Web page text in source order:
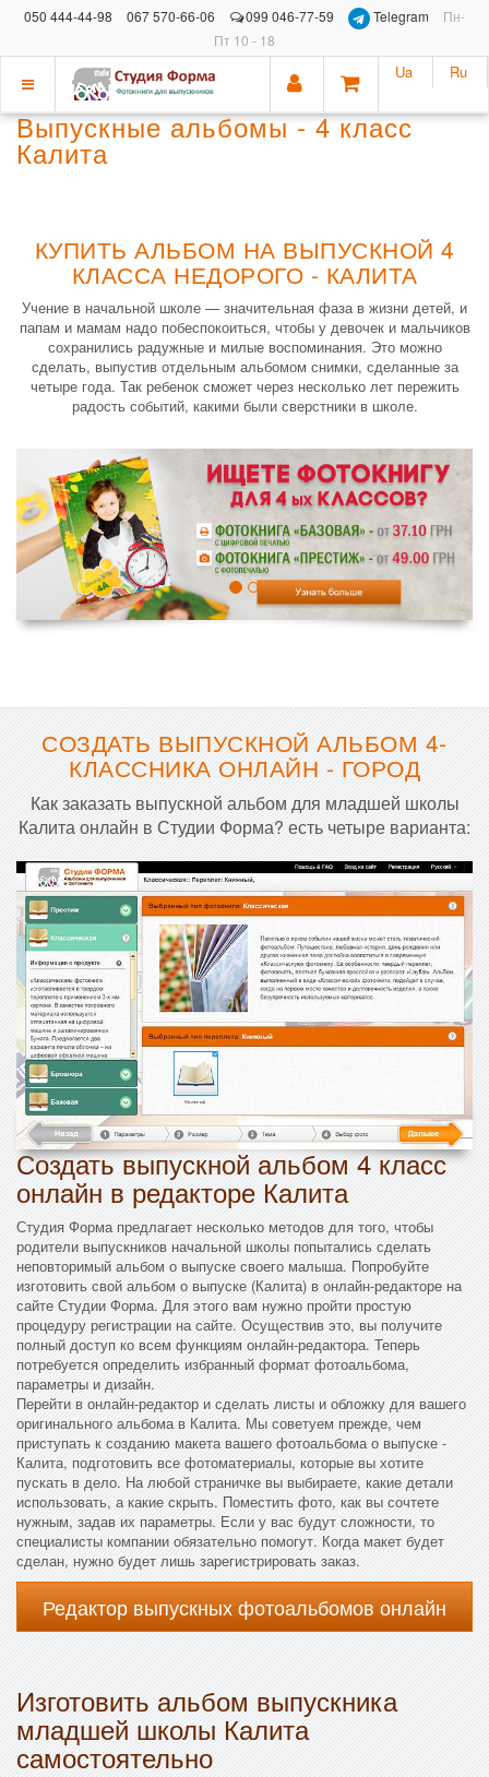
050 444-44-98 067 570-66-06 099 046-77-59 Telegram
Пн-
Пт 10 - 18
Показать
меню
Ua Ru
Выпускные альбомы - 4 класс
Калита
КУПИТЬ АЛЬБОМ НА ВЫПУСКНОЙ 4
КЛАССА НЕДОРОГО - КАЛИТА
Учение в начальной школе — значительная фаза в жизни детей, и
папам и мамам надо побеспокоиться, чтобы у девочек и мальчиков
сохранились радужные и милые воспоминания. Это можно
сделать, выпустив отдельным альбомом снимки, сделанные за
четыре года. Так ребенок сможет через несколько лет пережить
радость событий, какими были сверстники в школе.
СОЗДАТЬ ВЫПУСКНОЙ АЛЬБОМ 4-
КЛАССНИКА ОНЛАЙН - ГОРОД
Как заказать выпускной альбом для младшей школы
Калита онлайн в Студии Форма? есть четыре варианта:
Создать выпускной альбом 4 класс
онлайн в редакторе Калита
Студия Форма предлагает несколько методов для того, чтобы
родители выпускников начальной школы попытались сделать
неповторимый альбом о выпуске своего малыша. Попробуйте
изготовить свой альбом о выпуске (Калита) в онлайн-редакторе на
сайте Студии Форма. Для этого вам нужно пройти простую
процедуру регистрации на сайте. Осуществив это, вы получите
полный доступ ко всем функциям онлайн-редактора. Теперь
потребуется определить избранный формат фотоальбома,
параметры и дизайн.
Перейти в онлайн-редактор и сделать листы и обложку для вашего
оригинального альбома в Калита. Мы советуем прежде, чем
приступать к созданию макета вашего фотоальбома о выпуске -
Калита, подготовить все фотоматериалы, которые вы хотите
пускать в дело. На любой страничке вы выбираете, какие детали
использовать, а какие скрыть. Поместить фото, как вы сочтете
нужным, задав их параметры. Если у вас будут сложности, то
специалисты компании обязательно помогут. Когда макет будет
сделан, нужно будет лишь зарегистрировать заказ.
Редактор выпускных фотоальбомов онлайн
Изготовить альбом выпускника
младшей школы Калита
самостоятельно